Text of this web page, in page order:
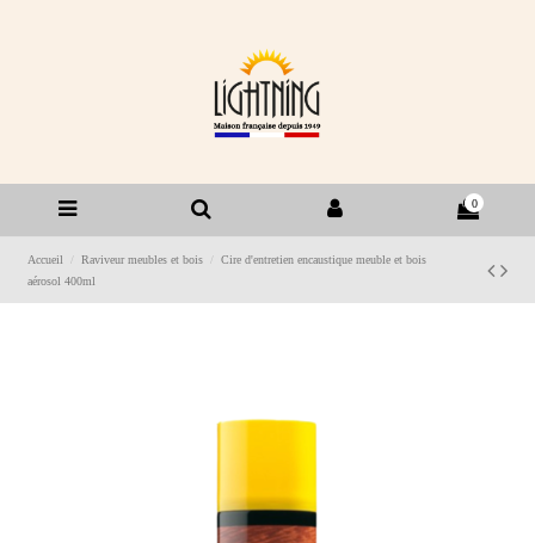
0
Accueil Raviveur meubles et bois
Cire d'entretien encaustique meuble et bois
aérosol 400ml